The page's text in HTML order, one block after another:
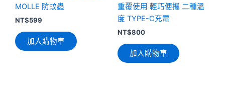
MOLLE 防蚊蟲
NT$599
加入購物車
重覆使用 輕巧便攜 二種溫
度 TYPE-C充電
NT$800
加入購物車